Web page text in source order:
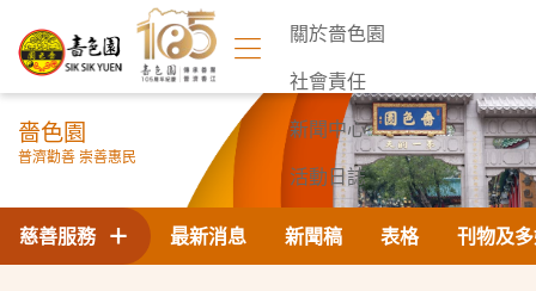
關於嗇色園
社會責任
新聞中心
活動日誌
聯絡我們
嗇色園
普濟勸善 崇善惠民
最新消息 新聞稿 表格 刊物及
慈善服務